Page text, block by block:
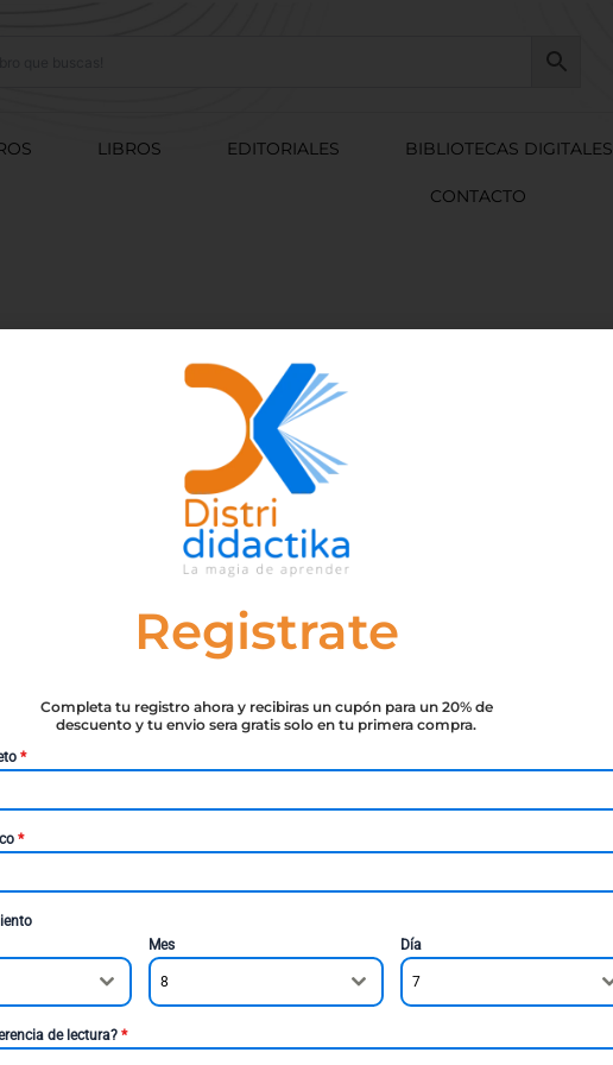
LIBROS EDITORIALES BIBLIOTECAS DIGITALES
CONTACTO
Registrate
Completa tu registro ahora y recibiras un cupón para un 20% de
descuento y tu envio sera gratis solo en tu primera compra.
*
*
Mes
8
Día
7
de lectura? *